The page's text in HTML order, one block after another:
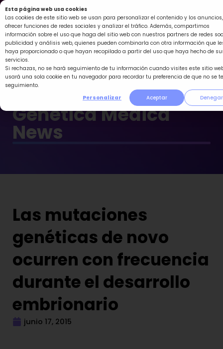
Esta página web usa cookies
Las cookies de este sitio web se usan para personalizar el contenido y los anuncios,
ofrecer funciones de redes sociales y analizar el tráfico. Además, compartimos
información sobre el uso que haga del sitio web con nuestros partners de redes
publicidad y análisis web, quienes pueden combinarla con otra información que
haya proporcionado o que hayan recopilado a partir del uso que haya hecho de
servicios.
Si rechazas, no se hará seguimiento de tu información cuando visites este sitio
usará una sola cookie en tu navegador para recordar tu preferencia de que no se
seguimiento.
Personalizar
Aceptar Denegar
Ir
al
contenido
Genética Médica
News
Las mutaciones
genéticas de novo
ocurren con frecuencia
durante el desarrollo
embrionario
junio 17, 2015